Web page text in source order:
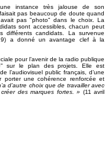
instance très jalouse de son
pas beaucoup de doute quand
pas "photo" dans le choix. La
sont accessibles, chacun peut
différents candidats. La survenue
a donné un avantage clef à la
pour l’avenir de la radio publique
sur le plan des projets. Elle est
l’audiovisuel public français, d’une
porter une cohérence renforcée et
d’autre choix que de travailler avec
des marques fortes. » (11 avril